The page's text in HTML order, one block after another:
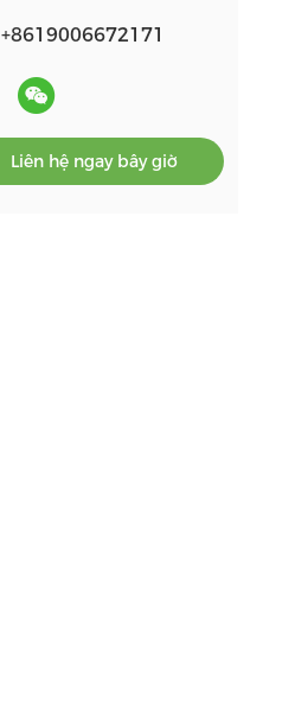
+8619006672171
Liên hệ ngay bây giờ